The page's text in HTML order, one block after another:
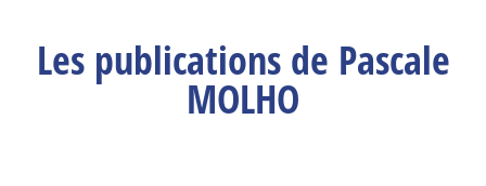
Les publications de Pascale
MOLHO